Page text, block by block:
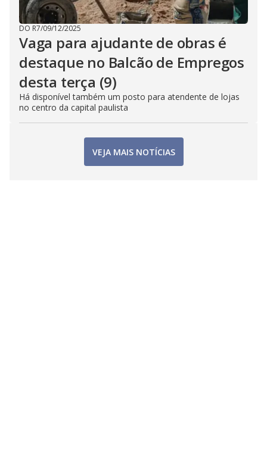
DO R7/09/12/2025
Vaga para ajudante de obras é
destaque no Balcão de Empregos
desta terça (9)
Há disponível também um posto para atendente de lojas
no centro da capital paulista
VEJA MAIS NOTÍCIAS